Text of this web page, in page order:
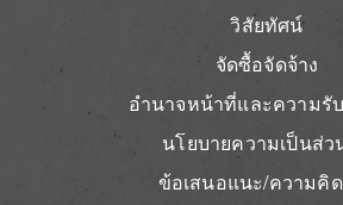
วิสัยทัศน์
จัดซื้อจัดจ้าง
อำนาจหน้าที่และความรั
นโยบายความเป็นส่ว
ข้อเสนอแนะ/ความคิ